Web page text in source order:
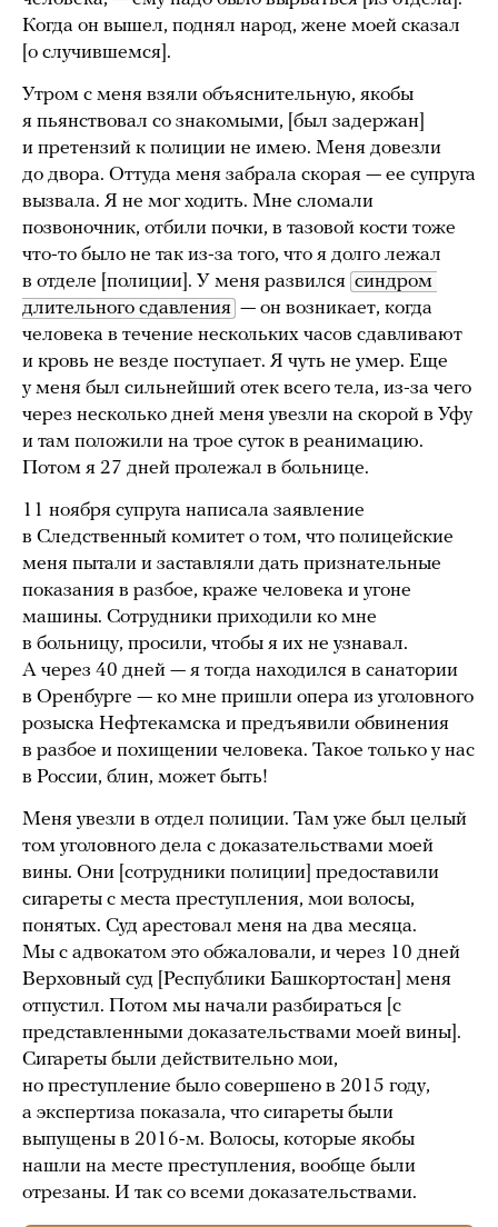
Когда он вышел, поднял народ, жене моей сказал
[о случившемся].
Утром с меня взяли объяснительную, якобы
я пьянствовал со знакомыми, [был задержан]
и претензий к полиции не имею. Меня довезли
до двора. Оттуда меня забрала скорая — ее супруга
вызвала. Я не мог ходить. Мне сломали
позвоночник, отбили почки, в тазовой кости тоже
что-то было не так из-за того, что я долго лежал
в отделе [полиции]. У меня развился синдром
длительного сдавления — он возникает, когда
человека в течение нескольких часов сдавливают
и кровь не везде поступает. Я чуть не умер. Еще
у меня был сильнейший отек всего тела, из-за чего
через несколько дней меня увезли на скорой в Уфу
и там положили на трое суток в реанимацию.
Потом я 27 дней пролежал в больнице.
11 ноября супруга написала заявление
в Следственный комитет о том, что полицейские
меня пытали и заставляли дать признательные
показания в разбое, краже человека и угоне
машины. Сотрудники приходили ко мне
в больницу, просили, чтобы я их не узнавал.
А через 40 дней — я тогда находился в санатории
в Оренбурге — ко мне пришли опера из уголовного
розыска Нефтекамска и предъявили обвинения
в разбое и похищении человека. Такое только у нас
в России, блин, может быть!
Меня увезли в отдел полиции. Там уже был целый
том уголовного дела с доказательствами моей
вины. Они [сотрудники полиции] предоставили
сигареты с места преступления, мои волосы,
понятых. Суд арестовал меня на два месяца.
Мы с адвокатом это обжаловали, и через 10 дней
Верховный суд [Республики Башкортостан] меня
отпустил. Потом мы начали разбираться [с
представленными доказательствами моей вины].
Сигареты были действительно мои,
но преступление было совершено в 2015 году,
а экспертиза показала, что сигареты были
выпущены в 2016-м. Волосы, которые якобы
нашли на месте преступления, вообще были
отрезаны. И так со всеми доказательствами.